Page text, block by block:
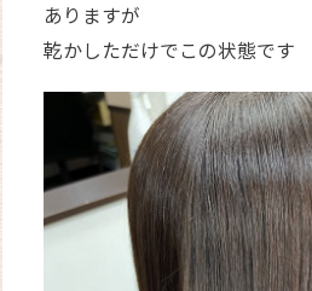
ありますが
乾かしただけでこの状態です